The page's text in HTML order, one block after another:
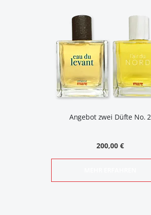
Angebot zwei Düfte No. 2
200,00 €